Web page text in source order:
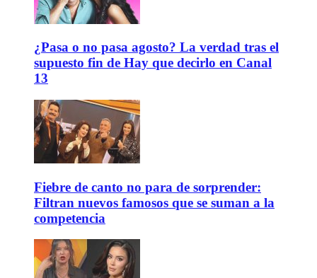
¿Pasa o no pasa agosto? La verdad tras el
supuesto fin de Hay que decirlo en Canal
13
Fiebre de canto no para de sorprender:
Filtran nuevos famosos que se suman a la
competencia